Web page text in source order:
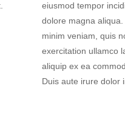
eiusmod tempor
dolore magna
minim veniam, quis
exercitation ullamco
aliquip ex ea
Duis aute irure dolor